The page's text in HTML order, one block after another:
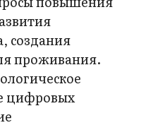
создания
проживания.
цифровых